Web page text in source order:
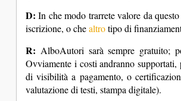
D: In che modo trarrete valore da
iscrizione, o chealtrotipo di
R: AlboAutori sarà sempre gratuito;
Ovviamente i costi andranno
di visibilità a pagamento, o
valutazione di testi, stampa digitale).